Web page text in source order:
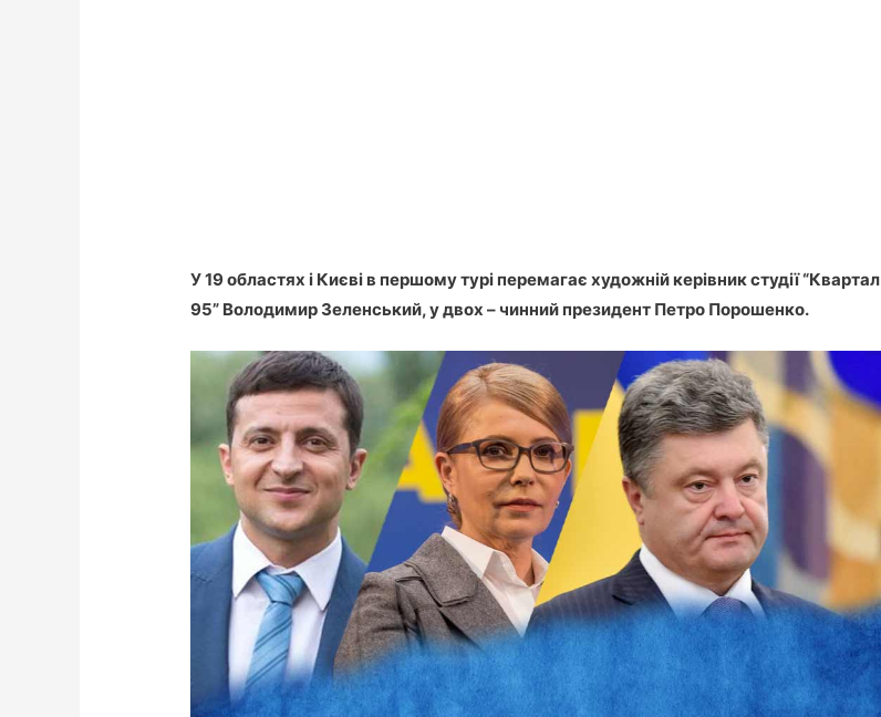
У 19 областях і Києві в першому турі перемагає художній керівник студії “Квартал
95” Володимир Зеленський, у двох – чинний президент Петро Порошенко.